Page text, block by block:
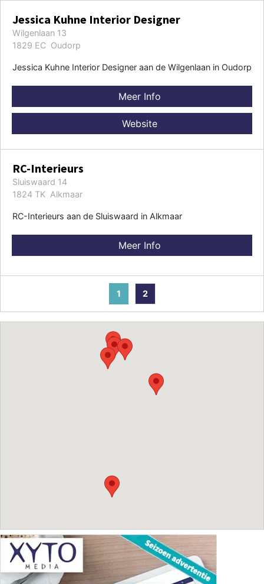
Jessica Kuhne Interior Designer
Wilgenlaan 13
1829 EC Oudorp
Jessica Kuhne Interior Designer aan de Wilgenlaan in Oudorp
Meer Info
Website
RC-Interieurs
Sluiswaard 14
1824 TK Alkmaar
RC-Interieurs aan de Sluiswaard in Alkmaar
Meer Info
1 2